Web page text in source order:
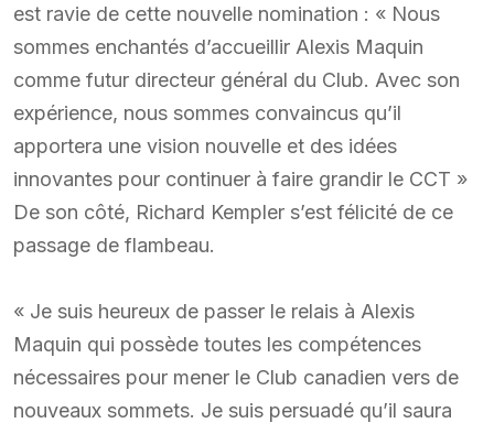
est ravie de cette nouvelle nomination : « Nous
sommes enchantés d’accueillir Alexis Maquin
comme futur directeur général du Club. Avec son
expérience, nous sommes convaincus qu’il
apportera une vision nouvelle et des idées
innovantes pour continuer à faire grandir le CCT »
De son côté, Richard Kempler s’est félicité de ce
passage de flambeau.
« Je suis heureux de passer le relais à Alexis
Maquin qui possède toutes les compétences
nécessaires pour mener le Club canadien vers de
nouveaux sommets. Je suis persuadé qu’il saura